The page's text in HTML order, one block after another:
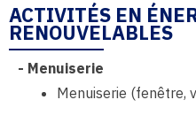
ACTIVITÉS EN
RENOUVELABLES
- Menuiserie
Menuiserie (fenêtre,